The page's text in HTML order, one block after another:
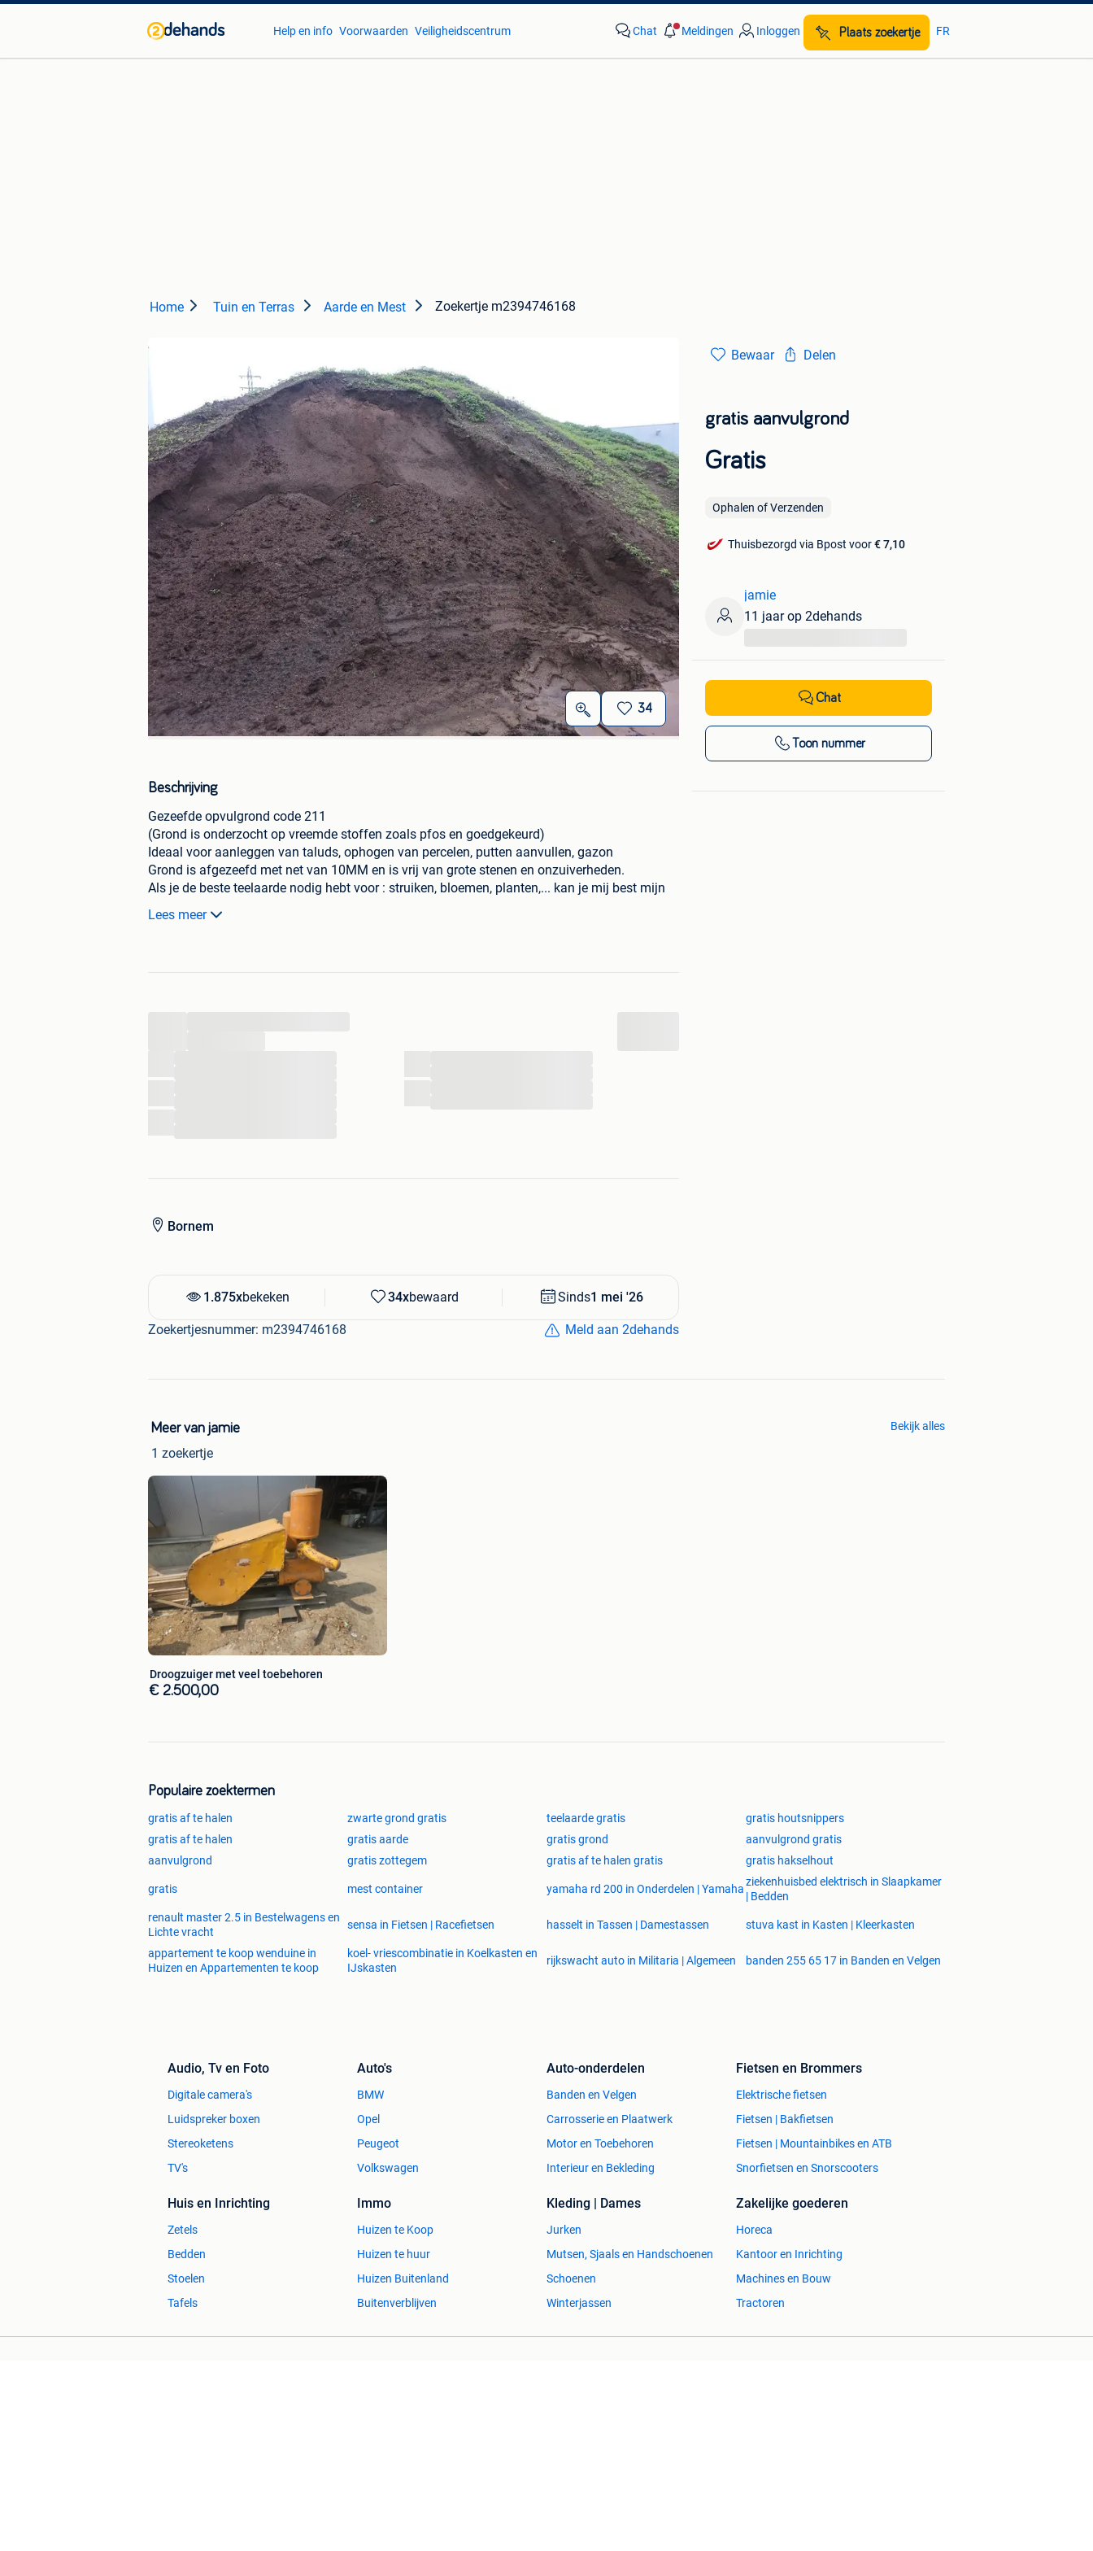
Help en info Voorwaarden Veiligheidscentrum Chat Meldingen Inloggen Plaats zoekertje FR
Home Tuin en Terras Aarde en Mest Zoekertje m2394746168
34
Beschrijving
Gezeefde opvulgrond code 211
(Grond is onderzocht op vreemde stoffen zoals pfos en goedgekeurd)
Ideaal voor aanleggen van taluds, ophogen van percelen, putten aanvullen, gazon
Grond is afgezeefd met net van 10MM en is vrij van grote stenen en onzuiverheden.
Als je de beste teelaarde nodig hebt voor : struiken, bloemen, planten,... kan je mij best mijn
ander zoekertje bekijken
Af te halen of transport in overleg met meerprijs
Lees meer
Bornem
1.875xbekeken 34xbewaard Sinds1 mei '26
Zoekertjesnummer: m2394746168 Meld aan 2dehands
Bewaar Delen
gratis aanvulgrond
Gratis
Ophalen of Verzenden
Thuisbezorgd via Bpost voor€ 7,10
jamie
11 jaar op 2dehands
Chat
Toon nummer
Meer van jamie
1 zoekertje
Bekijk alles
Droogzuiger met veel toebehoren
€ 2.500,00
Populaire zoektermen
gratis af te halen zwarte grond gratis teelaarde gratis
gratis houtsnippers
gratis af te halen
gratis aarde gratis grond
aanvulgrond gratis
aanvulgrond
gratis zottegem gratis af te halen gratis gratis hakselhout
gratis mest container yamaha rd 200 in Onderdelen | Yamaha
ziekenhuisbed elektrisch in Slaapkamer
| Bedden
renault master 2.5 in Bestelwagens en
Lichte vracht
sensa in Fietsen | Racefietsen hasselt in Tassen | Damestassen stuva kast in Kasten | Kleerkasten
appartement te koop wenduine in
Huizen en Appartementen te koop
koel- vriescombinatie in Koelkasten en
IJskasten
rijkswacht auto in Militaria | Algemeen banden 255 65 17 in Banden en Velgen
Audio, Tv en Foto
Digitale camera's
Luidspreker boxen
Stereoketens
TV's
Auto's
BMW
Opel
Peugeot
Volkswagen
Auto-onderdelen
Banden en Velgen
Carrosserie en Plaatwerk
Motor en Toebehoren
Interieur en Bekleding
Fietsen en Brommers
Elektrische fietsen
Fietsen | Bakfietsen
Fietsen | Mountainbikes en ATB
Snorfietsen en Snorscooters
Huis en Inrichting
Zetels
Bedden
Stoelen
Tafels
Immo
Huizen te Koop
Huizen te huur
Huizen Buitenland
Buitenverblijven
Kleding | Dames
Jurken
Mutsen, Sjaals en Handschoenen
Schoenen
Winterjassen
Zakelijke goederen
Horeca
Kantoor en Inrichting
Machines en Bouw
Tractoren